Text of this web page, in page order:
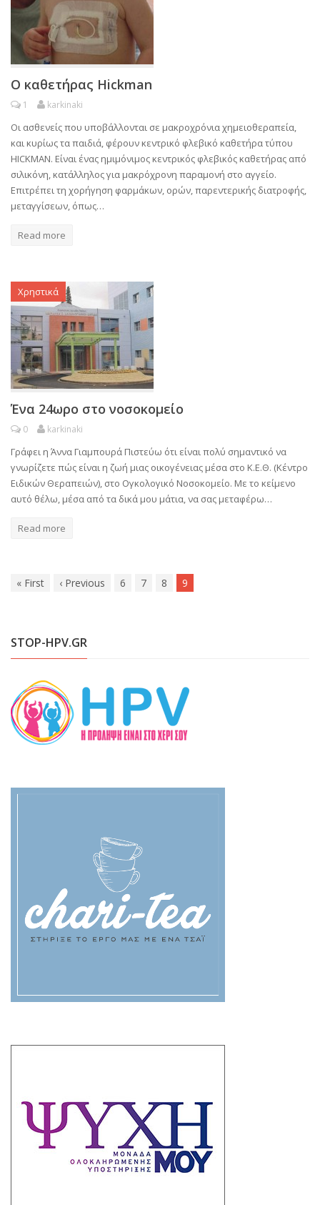
Ο καθετήρας Hickman
1 karkinaki
Οι ασθενείς που υποβάλλονται σε μακροχρόνια χημειοθεραπεία,
και κυρίως τα παιδιά, φέρουν κεντρικό φλεβικό καθετήρα τύπου
HICKMAN. Είναι ένας ημιμόνιμος κεντρικός φλεβικός καθετήρας από
σιλικόνη, κατάλληλος για μακρόχρονη παραμονή στο αγγείο.
Επιτρέπει τη χορήγηση φαρμάκων, ορών, παρεντερικής διατροφής,
μεταγγίσεων, όπως…
Read more
Χρηστικά
Ένα 24ωρο στο νοσοκομείο
0 karkinaki
Γράφει η Άννα Γιαμπουρά Πιστεύω ότι είναι πολύ σημαντικό να
γνωρίζετε πώς είναι η ζωή μιας οικογένειας μέσα στο Κ.Ε.Θ. (Κέντρο
Ειδικών Θεραπειών), στο Ογκολογικό Νοσοκομείο. Με το κείμενο
αυτό θέλω, μέσα από τα δικά μου μάτια, να σας μεταφέρω…
Read more
« First ‹ Previous 6 7 8 9
STOP-HPV.GR